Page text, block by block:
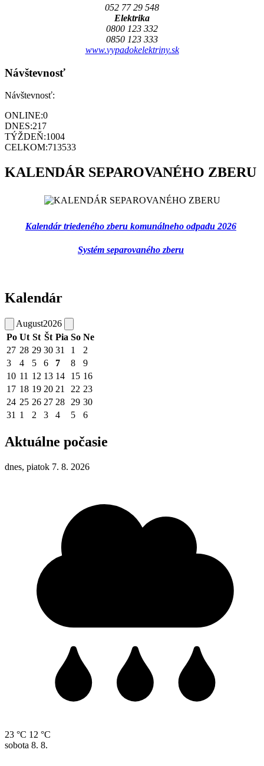
052 77 29 548
Elektrika
0800 123 332
0850 123 333
www.vypadokelektriny.sk
Návštevnosť
Návštevnosť:
ONLINE:0
DNES:217
TÝŽDEŇ:1004
CELKOM:713533
KALENDÁR SEPAROVANÉHO ZBERU
Kalendár triedeného zberu komunálneho odpadu 2026
Systém separovaného zberu
Kalendár
August2026
Po Ut St Št Pia So Ne
27 28 29 30 31 1
2
3
4 5 6 7 8
9
10 11 12 13 14 15 16
17 18 19 20 21 22 23
24 25 26 27 28 29 30
31 1 2 3 4 5 6
Aktuálne počasie
dnes, piatok 7. 8. 2026
23 °C 12 °C
sobota 8. 8.